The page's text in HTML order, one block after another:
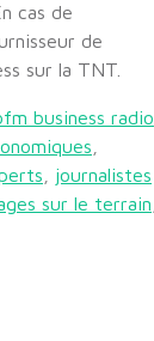
cas de
de
sur la TNT.
business radio
journalistes
sur le terrain